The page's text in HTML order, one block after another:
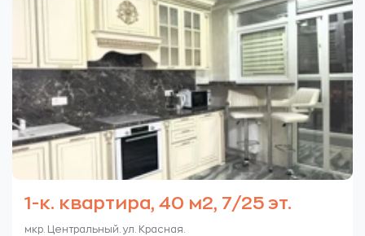
1-к. квартира, 40 м2, 7/25 эт.
мкр. Центральный. ул. Красная.